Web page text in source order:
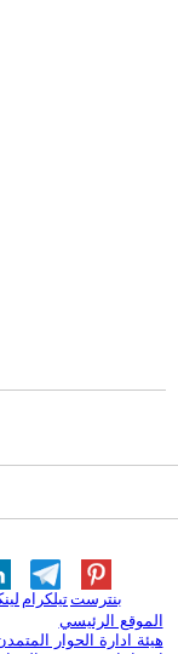
تيلكرامبنترست
الموقع الرئيسي
هيئة ادارة الحوار